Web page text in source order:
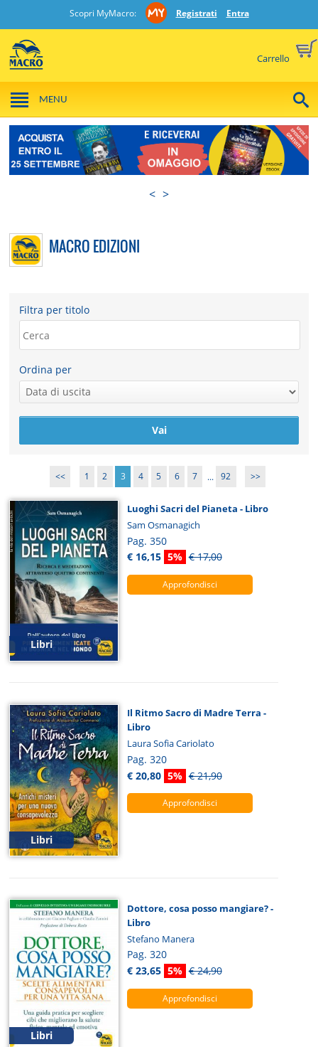
Scopri MyMacro: Registrati Entra
Carrello
MENU
< >
MACRO EDIZIONI
Filtra per titolo
Ordina per
<< 1 2 3 4 5 6 7 ... 92 >>
Libri
Luoghi Sacri del Pianeta - Libro
Sam Osmanagich
Pag. 350
€ 16,15 5% € 17,00
Approfondisci
Libri
Il Ritmo Sacro di Madre Terra -
Libro
Laura Sofia Cariolato
Pag. 320
€ 20,80 5% € 21,90
Approfondisci
Libri
Dottore, cosa posso mangiare? -
Libro
Stefano Manera
Pag. 320
€ 23,65 5% € 24,90
Approfondisci